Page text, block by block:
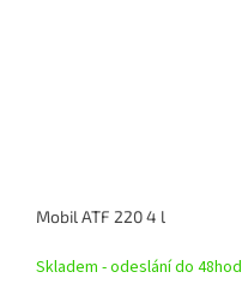
Mobil ATF 220 4 l
Skladem - odeslání do 48hod